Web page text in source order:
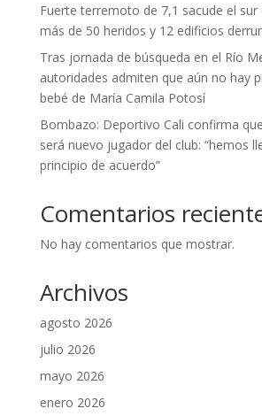
Fuerte terremoto de 7,1 sacude el sur
más de 50 heridos y 12 edificios
Tras jornada de búsqueda en el Río
autoridades admiten que aún no hay
bebé de María Camila Potosí
Bombazo: Deportivo Cali confirma
será nuevo jugador del club: “hemos
principio de acuerdo”
Comentarios
No hay comentarios que mostrar.
Archivos
agosto 2026
julio 2026
mayo 2026
enero 2026